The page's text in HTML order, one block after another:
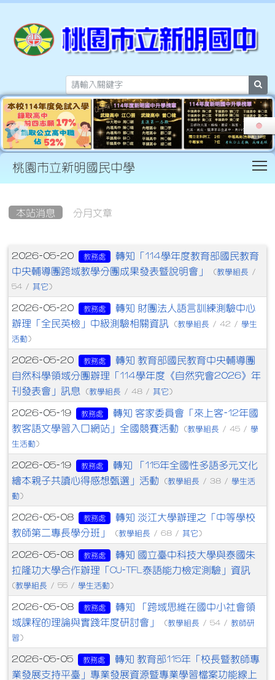
桃園市立新明國民中學
本站消息 分月文章
文章列表
2026-05-20 教務處
轉知「114學年度教育部國民教育
中央輔導團跨域教學分團成果發表暨說明會」
(教學組長 /
54 / 其它 )
2026-05-20 教務處
轉知 財團法人語言訓練測驗中心
辦理「全民英檢」中級測驗相關資訊
(教學組長 / 42 / 學生
活動 )
2026-05-20 教務處
轉知 教育部國民教育中央輔導團
自然科學領域分團辦理「114學年度《自然究會2026》年
刊發表會」訊息
(教學組長 / 48 / 其它 )
2026-05-19 教務處
轉知 客家委員會「來上客-12年國
教客語文學習入口網站」全國競賽活動
(教學組長 / 45 / 學
生活動 )
2026-05-19 教務處
轉知 「115年全國性多語多元文化
繪本親子共讀心得感想甄選」活動
(教學組長 / 38 / 學生活
動 )
2026-05-08 教務處
轉知 淡江大學辦理之「中等學校
教師第二專長學分班」
(教學組長 / 68 / 其它 )
2026-05-08 教務處
轉知 國立臺中科技大學與泰國朱
拉隆功大學合作辦理「CU-TFL泰語能力檢定測驗」資訊
(教學組長 / 55 / 學生活動 )
2026-05-08 教務處
轉知 「跨域思維在國中小社會領
域課程的理論與實踐年度研討會」
(教學組長 / 54 / 教師研
習 )
2026-05-05 教務處
轉知 教育部115年「校長暨教師專
業發展支持平臺」專業發展資源暨專業學習檔案功能線上